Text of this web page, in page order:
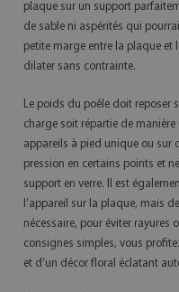
plaque sur un support
de sable ni aspérités qui
petite marge entre la plaque et
dilater sans contrainte.
Le poids du poêle doit reposer
charge soit répartie de
appareils à pied unique ou sur
pression en certains points et
support en verre. Il est
l’appareil sur la plaque, mais
nécessaire, pour éviter rayures
consignes simples, vous
et d’un décor floral éclatant